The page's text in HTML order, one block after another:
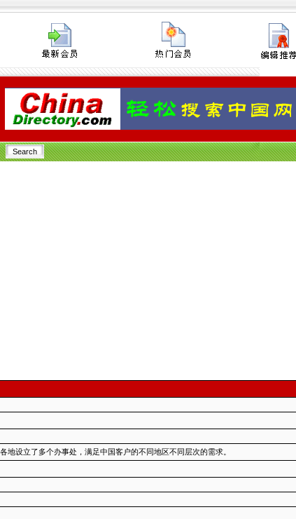
地设立了多个办事处，满足中国客户的不同地区不同层次的需求。